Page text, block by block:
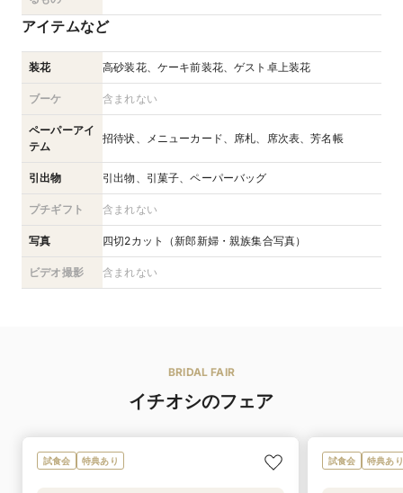
アイテムなど
装花 高砂装花、ケーキ前装花、ゲスト卓上装花
ブーケ 含まれない
ペーパーアイ
テム
招待状、メニューカード、席札、席次表、芳名帳
引出物 引出物、引菓子、ペーパーバッグ
プチギフト 含まれない
写真 四切2カット（新郎新婦・親族集合写真）
ビデオ撮影 含まれない
BRIDAL FAIR
イチオシのフェア
試食会 特典あり 試食会 特典あり